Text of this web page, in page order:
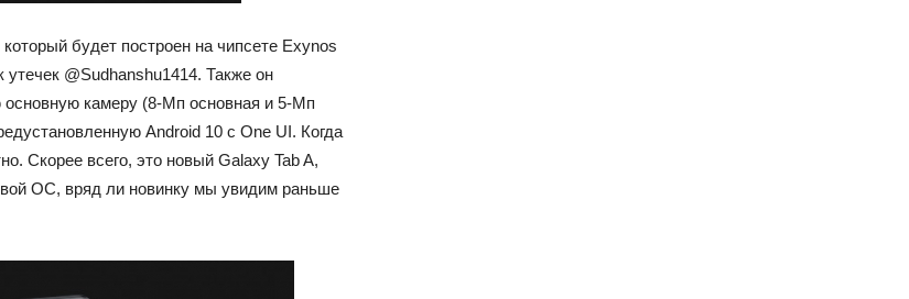
будет построен на чипсете Exynos
@Sudhanshu1414. Также он
основную камеру (8-Мп основная и 5-Мп
Android 10 с One UI. Когда
Скорее всего, это новый Galaxy Tab A,
ОС, вряд ли новинку мы увидим раньше